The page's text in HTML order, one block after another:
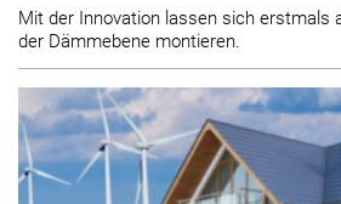
Mit der Innovation lassen sich erstmals
der Dämmebene montieren.